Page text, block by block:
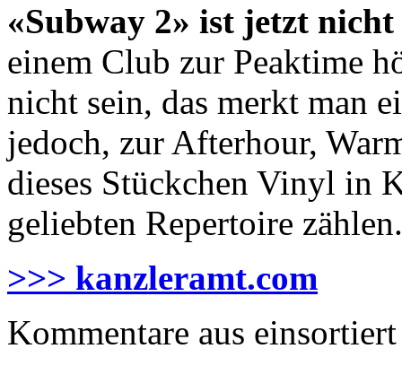
«Subway 2» ist jetzt
einem Club zur Peaktime
nicht sein, das merkt man
jedoch, zur Afterhour,
dieses Stückchen Vinyl in
geliebten Repertoire
>>> kanzleramt.com
Kommentare aus